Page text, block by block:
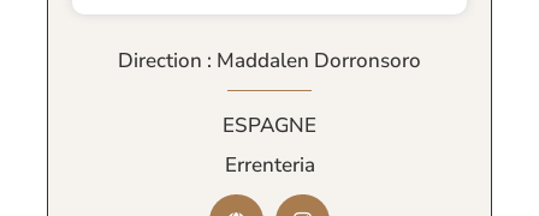
Direction : Maddalen Dorronsoro
ESPAGNE
Errenteria